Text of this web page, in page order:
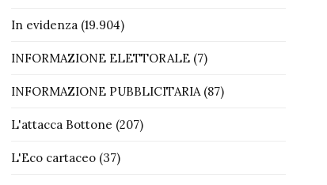
In evidenza(19.904)
INFORMAZIONE ELETTORALE(7)
INFORMAZIONE PUBBLICITARIA(87)
L'attacca Bottone (207)
L'Eco cartaceo(37)